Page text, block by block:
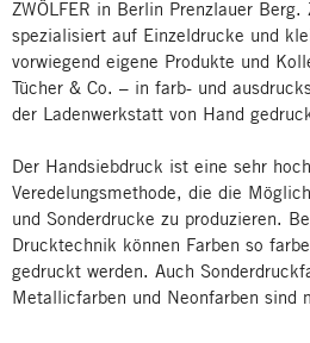
ZWÖLFER in Berlin Prenzlauer Berg.
spezialisiert auf Einzeldrucke und
vorwiegend eigene Produkte und
Tücher & Co. – in farb- und
der Ladenwerkstatt von Hand
Der Handsiebdruck ist eine sehr
Veredelungsmethode, die die
und Sonderdrucke zu produzieren.
Drucktechnik können Farben so
gedruckt werden. Auch
Metallicfarben und Neonfarben sind